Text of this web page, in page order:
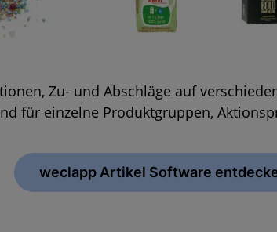
Zu- und Abschläge auf
für einzelne Produktgruppen,
weclapp Artikel Software